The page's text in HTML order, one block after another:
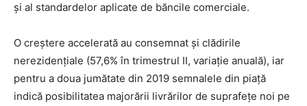
și al standardelor aplicate de băncile comerciale.
O creștere accelerată au consemnat și clădirile
nerezidențiale (57,6% în trimestrul II, variație anuală), iar
pentru a doua jumătate din 2019 semnalele din piață
indică posibilitatea majorării livrărilor de suprafețe noi pe